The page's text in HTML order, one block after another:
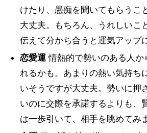
けたり、愚痴を聞いてもらうこ
大丈夫。もちろん、うれしいこ
伝えて分かち合うと運気アップに
恋愛運情熱的で勢いのある人か
れるかも。あまりの熱い気持ち
いそうですが大丈夫。勢いに押
いのに交際を承諾するよりも、
は一歩引いて、相手を眺めてみ